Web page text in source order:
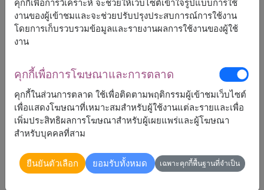
สี : สีขาว
ขนาด : 40 ซ.ม.
วัสดุ : เคลือบโรเดียม, เซอร์โคเนีย
ราคาตามพื้นที่จัดส่ง
เริ่มต้นที่ 4,390
คุกกี้เพื่อการวิเคราะห์ จะช่วยให้เว็บไซต์เข้าใจรูปแบบการใช้
งานของผู้เข้าชมและจะช่วยปรับปรุงประสบการณ์การใช้งาน
โดยการเก็บรวบรวมข้อมูลและรายงานผลการใช้งานของผู้ใช้
งาน
คุกกี้เพื่อการโฆษณาและการตลาด
คุกกี้ในส่วนการตลาด ใช้เพื่อติดตามพฤติกรรมผู้เข้าชมเว็บไซต์
เพื่อแสดงโฆษณาที่เหมาะสมสำหรับผู้ใช้งานแต่ละรายและเพื่อ
เพิ่มประสิทธิผลการโฆษณาสำหรับผู้เผยแพร่และผู้โฆษณา
สำหรับบุคคลที่สาม
ยืนยันตัวเลือก ยอมรับทั้งหมด เฉพาะคุกกี้พื้นฐานที่จำเป็น